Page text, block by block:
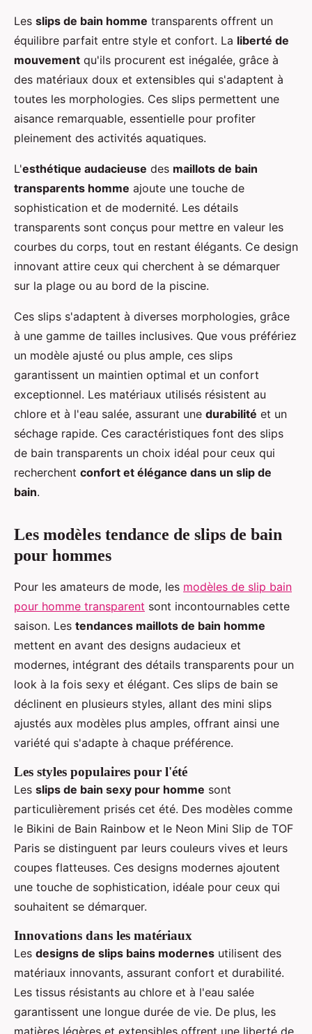
Les slips de bain homme transparents offrent un
équilibre parfait entre style et confort. La liberté de
mouvement qu'ils procurent est inégalée, grâce à
des matériaux doux et extensibles qui s'adaptent à
toutes les morphologies. Ces slips permettent une
aisance remarquable, essentielle pour profiter
pleinement des activités aquatiques.
L'esthétique audacieuse des maillots de bain
transparents homme ajoute une touche de
sophistication et de modernité. Les détails
transparents sont conçus pour mettre en valeur les
courbes du corps, tout en restant élégants. Ce design
innovant attire ceux qui cherchent à se démarquer
sur la plage ou au bord de la piscine.
Ces slips s'adaptent à diverses morphologies, grâce
à une gamme de tailles inclusives. Que vous préfériez
un modèle ajusté ou plus ample, ces slips
garantissent un maintien optimal et un confort
exceptionnel. Les matériaux utilisés résistent au
chlore et à l'eau salée, assurant une durabilité et un
séchage rapide. Ces caractéristiques font des slips
de bain transparents un choix idéal pour ceux qui
recherchent confort et élégance dans un slip de
bain.
Les modèles tendance de slips de bain
pour hommes
Pour les amateurs de mode, les modèles de slip bain
pour homme transparent sont incontournables cette
saison. Les tendances maillots de bain homme
mettent en avant des designs audacieux et
modernes, intégrant des détails transparents pour un
look à la fois sexy et élégant. Ces slips de bain se
déclinent en plusieurs styles, allant des mini slips
ajustés aux modèles plus amples, offrant ainsi une
variété qui s'adapte à chaque préférence.
Les styles populaires pour l'été
Les slips de bain sexy pour homme sont
particulièrement prisés cet été. Des modèles comme
le Bikini de Bain Rainbow et le Neon Mini Slip de TOF
Paris se distinguent par leurs couleurs vives et leurs
coupes flatteuses. Ces designs modernes ajoutent
une touche de sophistication, idéale pour ceux qui
souhaitent se démarquer.
Innovations dans les matériaux
Les designs de slips bains modernes utilisent des
matériaux innovants, assurant confort et durabilité.
Les tissus résistants au chlore et à l'eau salée
garantissent une longue durée de vie. De plus, les